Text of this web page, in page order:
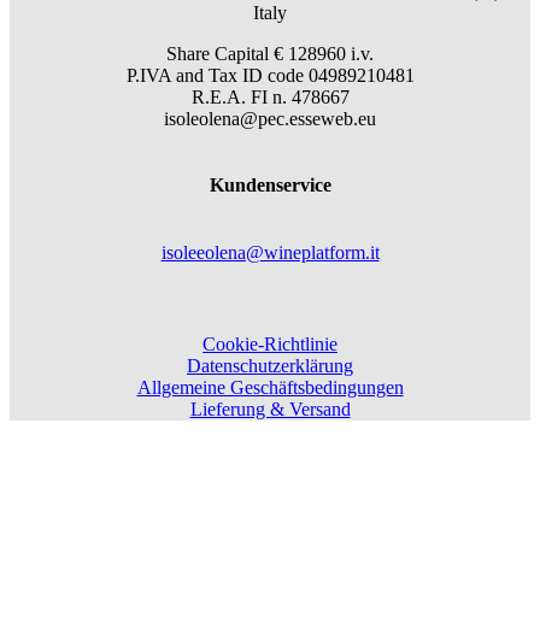
Italy
Share Capital € 128960 i.v.
P.IVA and Tax ID code 04989210481
R.E.A. FI n. 478667
isoleolena@pec.esseweb.eu
Kundenservice
isoleeolena@wineplatform.it
Cookie-Richtlinie
Datenschutzerklärung
Allgemeine Geschäftsbedingungen
Lieferung & Versand